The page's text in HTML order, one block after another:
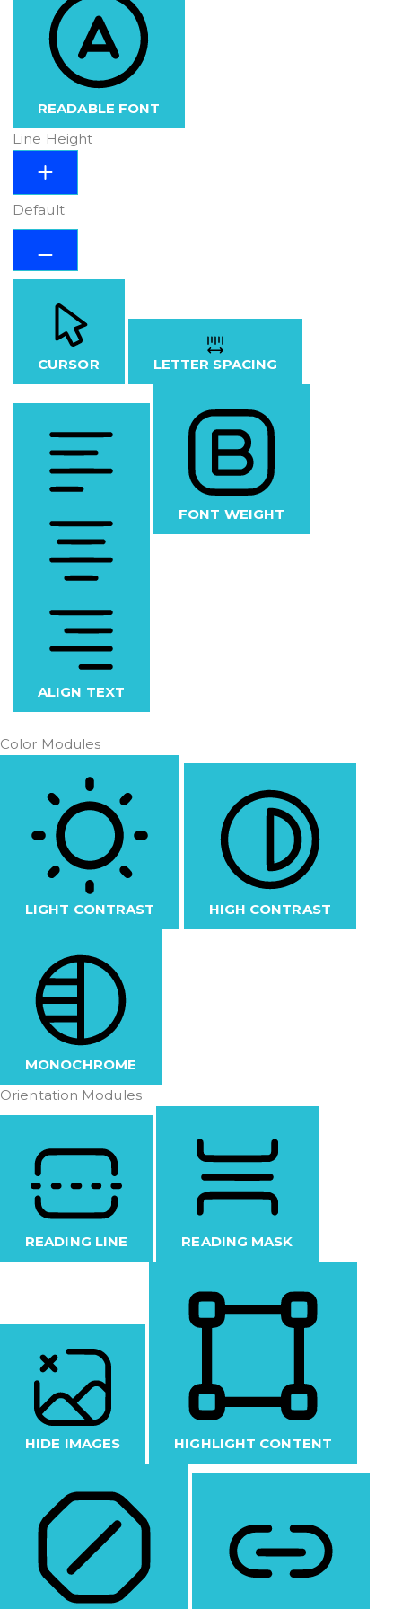
READABLE FONT
Line Height
Default
CURSOR LETTER SPACING
ALIGN TEXT
FONT WEIGHT
Color Modules
LIGHT CONTRAST HIGH CONTRAST
MONOCHROME
Orientation Modules
READING LINE READING MASK
HIDE IMAGES HIGHLIGHT CONTENT